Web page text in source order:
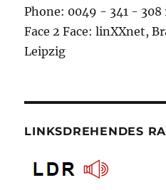
Phone: 0049 - 341 - 308
Face 2 Face: linXXnet,
Leipzig
LINKSDREHENDES